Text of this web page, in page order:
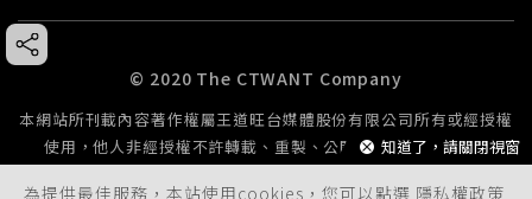
為提供最佳服務，本站使用cookies，您可以點選 隱私權政策
知道了，請關閉視窗
© 2020 The CTWANT Company
本網站所刊載內容著作權屬王道旺台媒體股份有限公司所有或經授權
使用，他人非經授權不許轉載、重製、公開播送或公開傳輸。